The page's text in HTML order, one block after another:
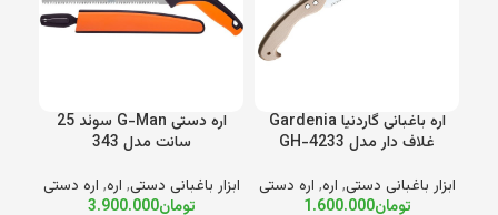
اره باغبانی گاردنیا Gardenia
غلاف دار مدل GH-4233
ابزار باغبانی دستی, اره, اره دستی
تومان1.600.000
اره دستی G-Man سوئد 25
سانت مدل 343
ابزار باغبانی دستی, اره, اره دستی
تومان3.900.000